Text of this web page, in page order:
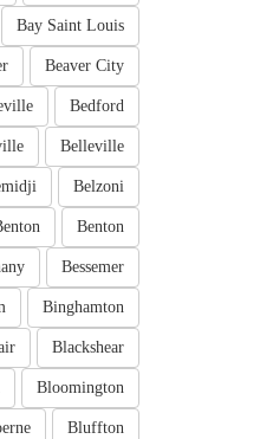
Bay Saint Louis
Beaver City
Bedford
Belleville
Belzoni
Benton
Bessemer
Binghamton
Blackshear
Bloomington
Bluffton